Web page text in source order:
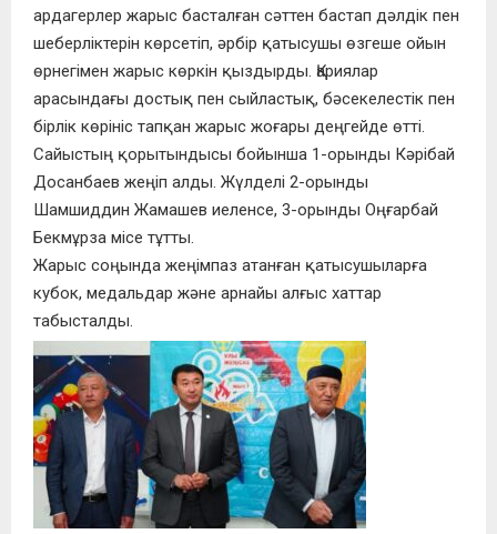
ардагерлер жарыс басталған сәттен бастап дәлдік пен
шеберліктерін көрсетіп, әрбір қатысушы өзгеше ойын
өрнегімен жарыс көркін қыздырды. Қариялар
арасындағы достық пен сыйластық, бәсекелестік пен
бірлік көрініс тапқан жарыс жоғары деңгейде өтті.
Сайыстың қорытындысы бойынша 1-орынды Кәрібай
Досанбаев жеңіп алды. Жүлделі 2-орынды
Шамшиддин Жамашев иеленсе, 3-орынды Оңғарбай
Бекмұрза місе тұтты.
Жарыс соңында жеңімпаз атанған қатысушыларға
кубок, медальдар және арнайы алғыс хаттар
табысталды.